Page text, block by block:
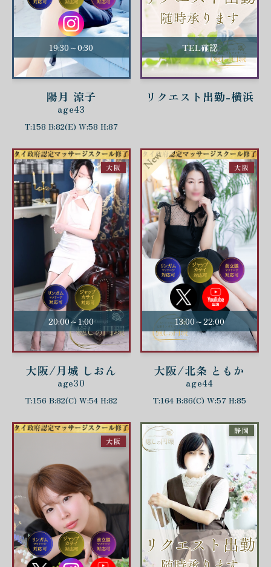
19:30～0:30
陽月 涼子
age43
T:158 B:82(E) W:58 H:87
TEL確認
リクエスト出勤-横浜
20:00～1:00
大阪/月城 しおん
age30
T:156 B:82(C) W:54 H:82
大阪
13:00～22:00
大阪/北条 ともか
age44
T:164 B:86(C) W:57 H:85
大阪
大阪
静岡